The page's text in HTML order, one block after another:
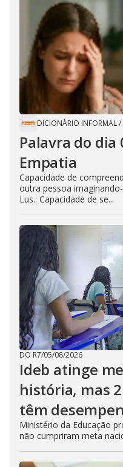
DICIONÁRIO INFORMAL/
Palavra do dia
Empatia
Capacidade de
outra pessoa
Lus.: Capacidade de se...
DO R7/05/08/2026
Ideb atinge
história, mas
têm
Ministério da Educação
não cumpriram meta